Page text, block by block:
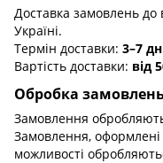
Доставка замовлень до
Україні.
Термін доставки: 3–7
Вартість доставки: від
Обробка
Замовлення
Замовлення, оформлені
можливості